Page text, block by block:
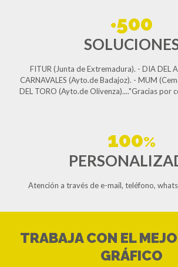
+500
FITUR (Junta de Extremadura). - DIA DEL
CARNAVALES (Ayto.de Badajoz). - MUM
DEL TORO (Ayto.de Olivenza)...."Gracias por
100%
Atención a través de e-mail, teléfono,
TRABAJA CON EL
GRÁFICO